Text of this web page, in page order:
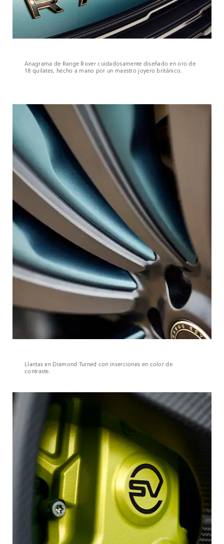
Anagrama de Range Rover cuidadosamente diseñado en oro de
18 quilates, hecho a mano por un maestro joyero británico.
Llantas en Diamond Turned con inserciones en color de
contraste.